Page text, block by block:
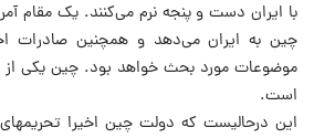
با ایران دست و پنجه نرم می‌کنند. یک مقام
چین به ایران می‌دهد و همچنین صادرات
موضوعات مورد بحث خواهد بود. چین یکی از
است.
این درحالیست که دولت چین اخیرا